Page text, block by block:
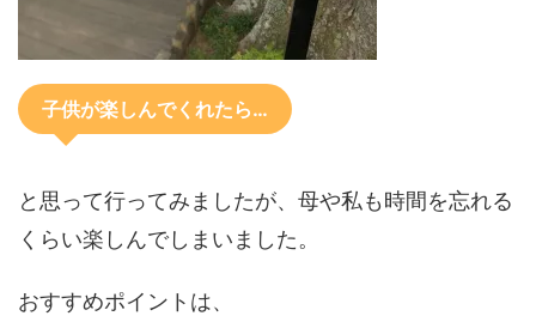
子供が楽しんでくれたら…
と思って行ってみましたが、母や私も時間を忘れる
くらい楽しんでしまいました。
おすすめポイントは、